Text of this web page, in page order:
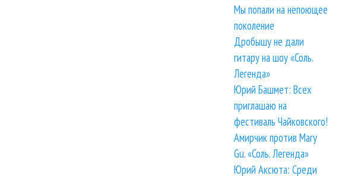
Мы попали на непоющее
поколение
Дробышу не дали
гитару на шоу «Соль.
Легенда»
Юрий Башмет: Всех
приглашаю на
фестиваль Чайковского!
Амирчик против Mary
Gu. «Соль. Легенда»
Юрий Аксюта: Среди